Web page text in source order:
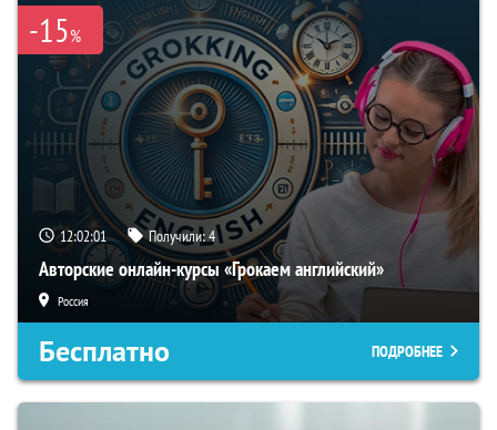
-15%
12:02:00 Получили:4
Авторские онлайн-курсы «Грокаем английский»
Россия
Бесплатно ПОДРОБНЕЕ